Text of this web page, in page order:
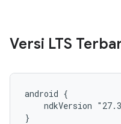
Versi LTS
android {
ndkVersion
}